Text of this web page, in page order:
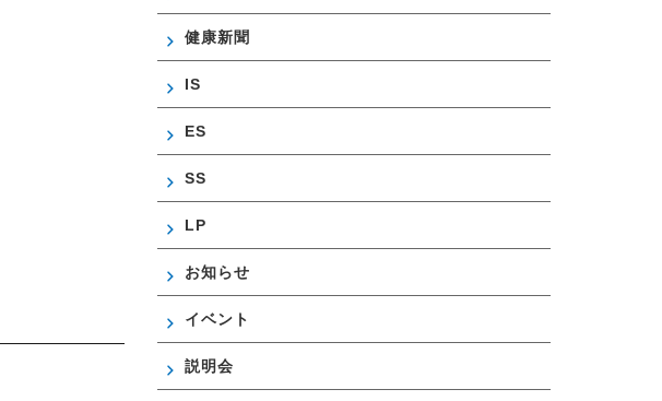
健康新聞
IS
ES
SS
LP
お知らせ
イベント
説明会